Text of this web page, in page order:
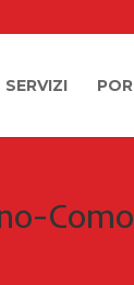
SERVIZI
Como